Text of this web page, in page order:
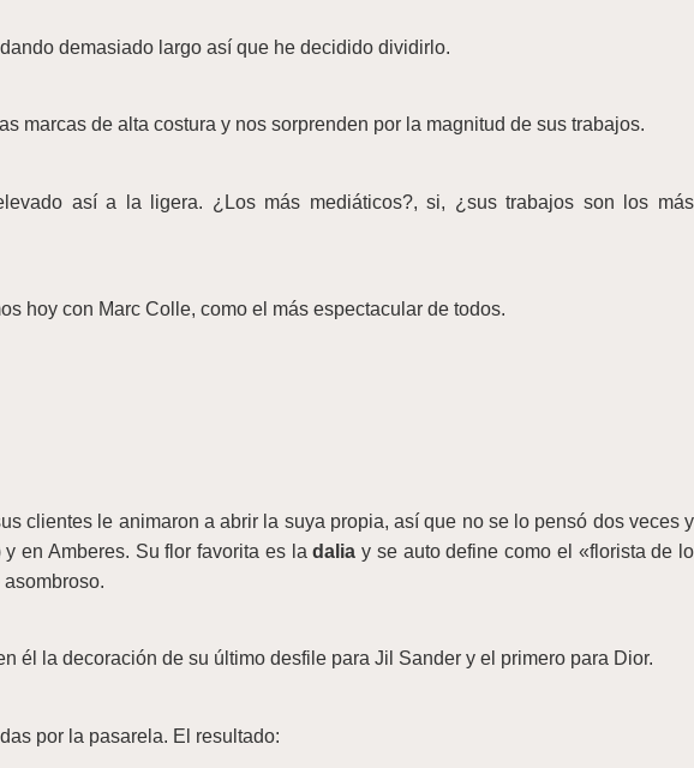
demasiado largo así que he decidido dividirlo.
marcas de alta costura y nos sorprenden por la magnitud de sus trabajos.
así a la ligera. ¿Los más mediáticos?, si, ¿sus trabajos son los más
hoy con Marc Colle, como el más espectacular de todos.
clientes le animaron a abrir la suya propia, así que no se lo pensó dos veces y
en Amberes. Su flor favorita es ladalia y se auto define como el «florista de lo
él la decoración de su último desfile para Jil Sander y el primero para Dior.
por la pasarela. El resultado: